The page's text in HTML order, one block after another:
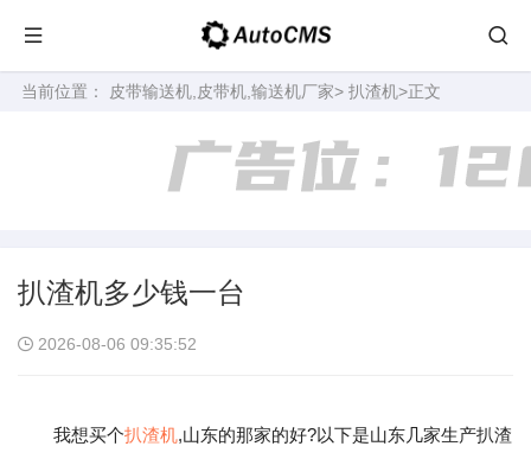
当前位置： 皮带输送机,皮带机,输送机厂家> 扒渣机>正文
扒渣机多少钱一台
2026-08-06 09:35:52
我想买个扒渣机,山东的那家的好?以下是山东几家生产扒渣